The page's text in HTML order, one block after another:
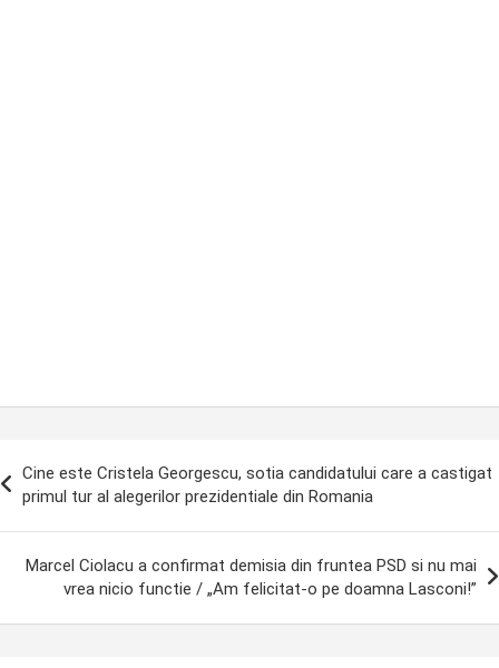
Cine este Cristela Georgescu, sotia candidatului care a castigat
primul tur al alegerilor prezidentiale din Romania
Marcel Ciolacu a confirmat demisia din fruntea PSD si nu mai
vrea nicio functie / „Am felicitat-o pe doamna Lasconi!”